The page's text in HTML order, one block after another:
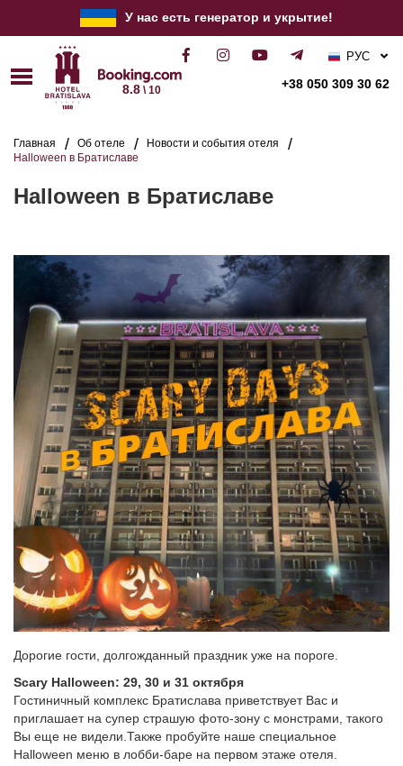
У нас есть генератор и укрытие!
8.8\ 10 +38 050 309 30 62
РУС
УКР
Главная Об отеле
Новости и события отеля
Halloween в Братиславе
Halloween в Братиславе
Дорогие гости, долгожданный праздник уже на пороге.
Scary Halloween: 29, 30 и 31 октября
Гостиничный комплекс Братислава приветствует Вас и
приглашает на супер страшую фото-зону с монстрами, такого
Вы еще не видели.Также пробуйте наше специальное
Halloween меню в лобби-баре на первом этаже отеля.